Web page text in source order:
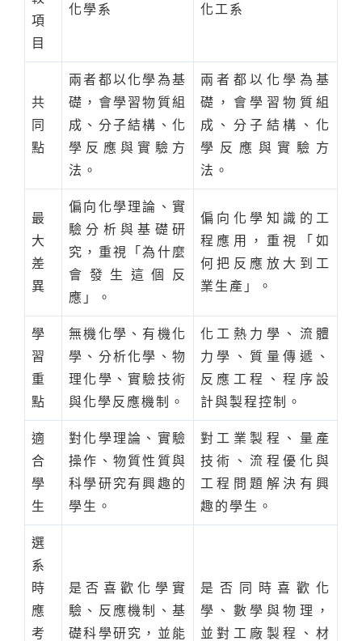
項
目
化學系 化工系
共
同
點
兩者都以化學為基
礎，會學習物質組
成、分子結構、化
學反應與實驗方
法。
兩者都以化學為基
礎，會學習物質組
成、分子結構、化
學反應與實驗方
法。
最
大
差
異
偏向化學理論、實
驗分析與基礎研
究，重視「為什麼
會發生這個反
應」。
偏向化學知識的工
程應用，重視「如
何把反應放大到工
業生產」。
學
習
重
點
無機化學、有機化
學、分析化學、物
理化學、實驗技術
與化學反應機制。
化工熱力學、流體
力學、質量傳遞、
反應工程、程序設
計與製程控制。
適
合
學
生
對化學理論、實驗
操作、物質性質與
科學研究有興趣的
學生。
對工業製程、量產
技術、流程優化與
工程問題解決有興
趣的學生。
選
系
時
應
考
是否喜歡化學實
驗、反應機制、基
礎科學研究，並能
是否同時喜歡化
學、數學與物理，
並對工廠製程、材